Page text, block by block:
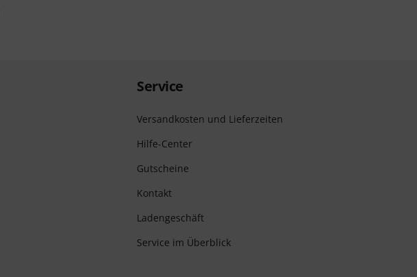
Service
Versandkosten und Lieferzeiten
Hilfe-Center
Gutscheine
Kontakt
Ladengeschäft
Service im Überblick